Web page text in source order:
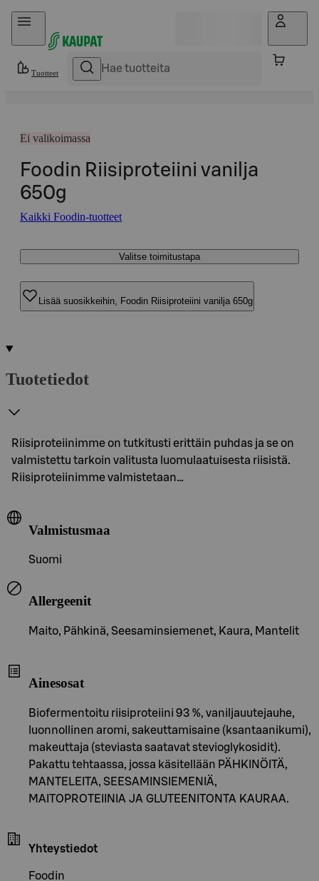
Hyppää sisältöön
Tuotteet
Ei valikoimassa
Foodin Riisiproteiini vanilja
650g
Kaikki Foodin-tuotteet
Valitse toimitustapa
Lisää suosikkeihin, Foodin Riisiproteiini vanilja 650g
Tuotetiedot
Riisiproteiinimme on tutkitusti erittäin puhdas ja se on
valmistettu tarkoin valitusta luomulaatuisesta riisistä.
Riisiproteiinimme valmistetaan…
Valmistusmaa
Suomi
Allergeenit
Maito, Pähkinä, Seesaminsiemenet, Kaura, Mantelit
Ainesosat
Biofermentoitu riisiproteiini 93 %, vaniljauutejauhe,
luonnollinen aromi, sakeuttamisaine (ksantaanikumi),
makeuttaja (steviasta saatavat stevioglykosidit).
Pakattu tehtaassa, jossa käsitellään PÄHKINÖITÄ,
MANTELEITA, SEESAMINSIEMENIÄ,
MAITOPROTEIINIA JA GLUTEENITONTA KAURAA.
Yhteystiedot
Foodin